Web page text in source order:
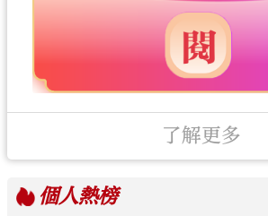
了解更多
個人熱榜